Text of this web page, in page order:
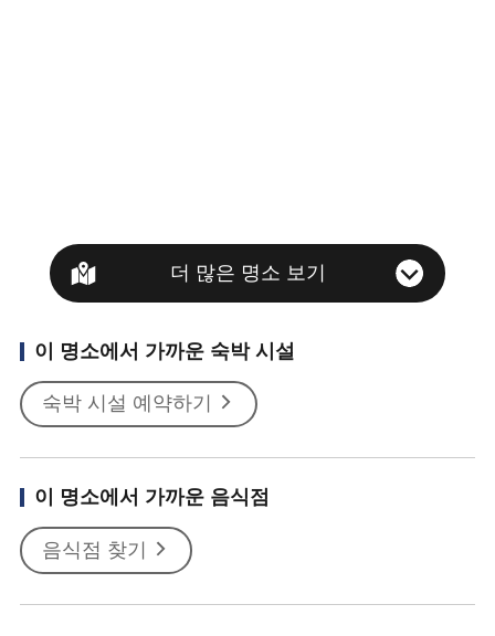
더 많은 명소 보기
이 명소에서 가까운 숙박 시설
숙박 시설 예약하기
이 명소에서 가까운 음식점
음식점 찾기